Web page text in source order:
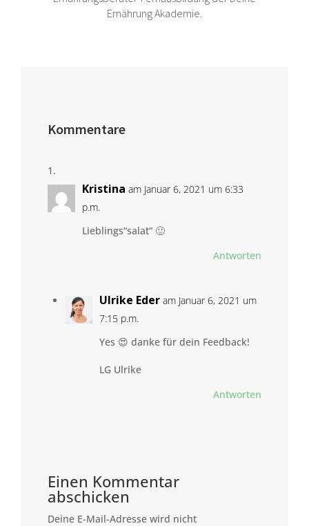
Ernährung Akademie.
Kommentare
Kristina am Januar 6, 2021 um 6:33
p.m.
Lieblings“salat“ 🙂
Antworten
Ulrike Eder am Januar 6, 2021 um
7:15 p.m.
Yes 😍 danke für dein Feedback!
LG Ulrike
Antworten
Einen Kommentar
abschicken
Deine E-Mail-Adresse wird nicht